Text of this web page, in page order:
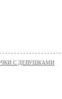
С ДЕВУШКАМИ